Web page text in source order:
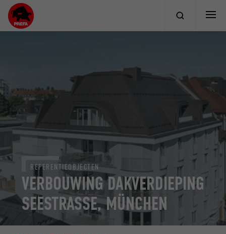
VERBOUWING DAKVERDIEPING
SEESTRASSE, MÜNCHEN
REFERENTIEOBJECTEN